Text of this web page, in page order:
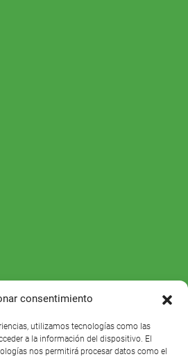
consentimiento
utilizamos tecnologías como las
a la información del dispositivo. El
nos permitirá procesar datos como el